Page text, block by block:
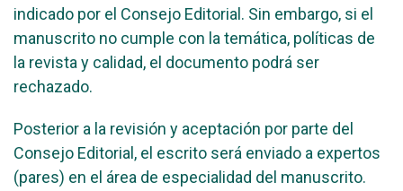
indicado por el Consejo Editorial. Sin embargo, si el
manuscrito no cumple con la temática, políticas de
la revista y calidad, el documento podrá ser
rechazado.
Posterior a la revisión y aceptación por parte del
Consejo Editorial, el escrito será enviado a expertos
(pares) en el área de especialidad del manuscrito.